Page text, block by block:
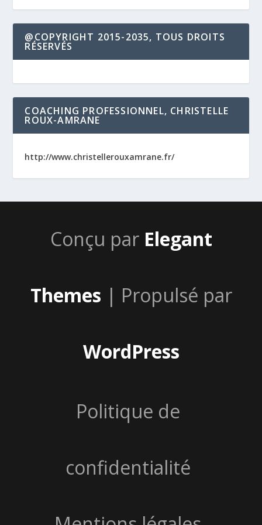
@COPYRIGHT 2015-2035, TOUS DROITS
RÉSERVÉS
COACHING PROFESSIONNEL, CHRISTELLE
ROUX-AMRANE
http://www.christellerouxamrane.fr/
Conçu par Elegant
Themes | Propulsé par
WordPress
Politique de
confidentialité